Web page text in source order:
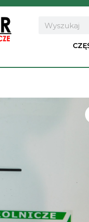
Search